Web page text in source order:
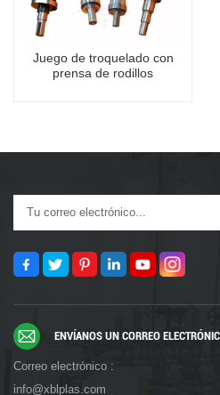
Juego de troquelado con
prensa de rodillos
ENVÍANOS UN CORREO
Correo electrónico :
info@xblplas.com